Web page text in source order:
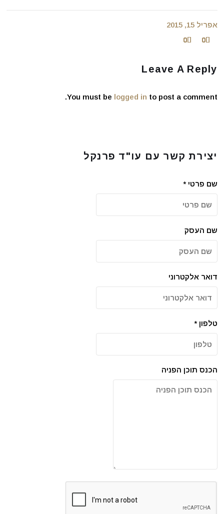
0
0 0
0 0
0 0
0
אפריל 15, 2015
0
0
Leave A Reply
You must be logged in to post a comment.
יצירת קשר עם עו"ד פרנקל
שם פרטי*
שם העסק
דואר אלקטרוני
טלפון*
הכנס תוכן הפניה